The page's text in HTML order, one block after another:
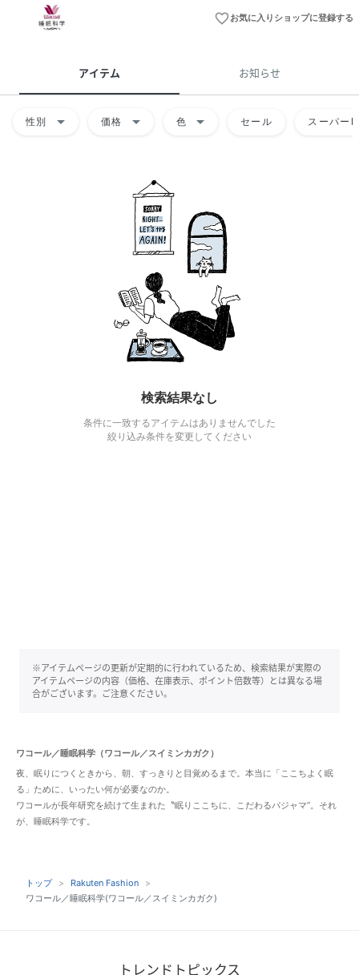
favorite_borderお気に入りショップに登録する
アイテム お知らせ
性別 arrow_drop_down 価格 arrow_drop_down 色 arrow_drop_down セール スーパー
検索結果なし
条件に一致するアイテムはありませんでした
絞り込み条件を変更してください
※アイテムページの更新が定期的に行われているため、検索結果が実際の
アイテムページの内容（価格、在庫表示、ポイント倍数等）とは異なる場
合がございます。ご注意ください。
ワコール／睡眠科学（ワコール／スイミンカガク）
夜、眠りにつくときから、朝、すっきりと目覚めるまで。本当に「ここちよく眠
る」ために、いったい何が必要なのか。
ワコールが長年研究を続けて生まれた〝眠りここちに、こだわるパジャマ”。それ
が、睡眠科学です。
トップ
Rakuten Fashion
ワコール／睡眠科学(ワコール／スイミンカガク)
トレンドトピックス